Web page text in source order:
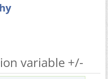
variable +/-